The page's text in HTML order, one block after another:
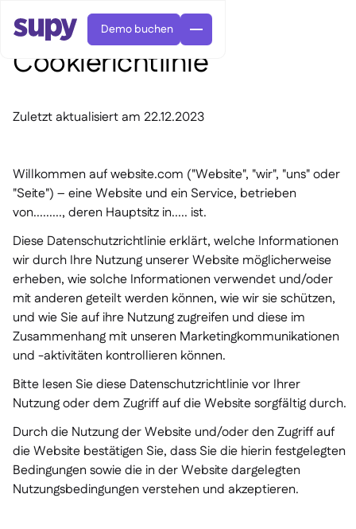
 Bestellungen & Anfragen
Lieferantenverwaltung
Supy Connect
Berechtigungen & Limits
KI-Rechnungen & Gutschriften
 KI-Rechnungsannahme
 Zutaten- & Allergenverwaltung
Echtzeit-Warenübersicht
Rezepte & Zubereitung
Schwunderfassung
 Inventur
Fine Dining
QSRs
Restaurants & Bistros
 Cafés und Röstereien
 Cloud-Küchen
 Bars und Pubs
 Blog
 Arbeitsblätter & Webinare
 Podcast
Erfolgsgeschichten
 Kostenlose Tools & Rechner
Plattformvergleich
Über uns
Karriere
 Kontakt
EN
AR
FR
DE
繁體
AU
Demo buchen
Cookierichtlinie
Zuletzt aktualisiert am 22.12.2023
Willkommen auf website.com ("Website", "wir", "uns" oder
"Seite") – eine Website und ein Service, betrieben
von........., deren Hauptsitz in..... ist.
Diese Datenschutzrichtlinie erklärt, welche Informationen
wir durch Ihre Nutzung unserer Website möglicherweise
erheben, wie solche Informationen verwendet und/oder
mit anderen geteilt werden können, wie wir sie schützen,
und wie Sie auf ihre Nutzung zugreifen und diese im
Zusammenhang mit unseren Marketingkommunikationen
und -aktivitäten kontrollieren können.
Bitte lesen Sie diese Datenschutzrichtlinie vor Ihrer
Nutzung oder dem Zugriff auf die Website sorgfältig durch.
Durch die Nutzung der Website und/oder den Zugriff auf
die Website bestätigen Sie, dass Sie die hierin festgelegten
Bedingungen sowie die in der Website dargelegten
Nutzungsbedingungen verstehen und akzeptieren.